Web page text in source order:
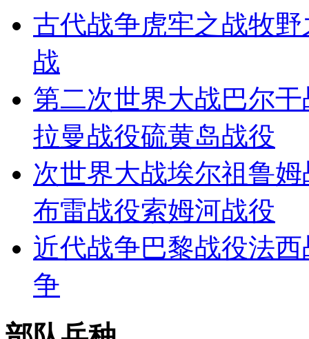
古代战争虎牢之战牧野
战
第二次世界大战巴尔
拉曼战役硫黄岛战役
次世界大战埃尔祖鲁姆
布雷战役索姆河战役
近代战争巴黎战役法西
争